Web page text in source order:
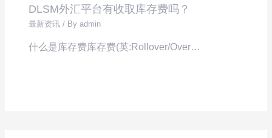
DLSM外汇平台有收取库存费吗？
最新资讯 / Byadmin
什么是库存费库存费(英:Rollover/Over…